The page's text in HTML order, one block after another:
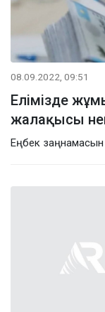
08.09.2022, 09:51
Елімізде
жалақысы
Еңбек заңнамасын